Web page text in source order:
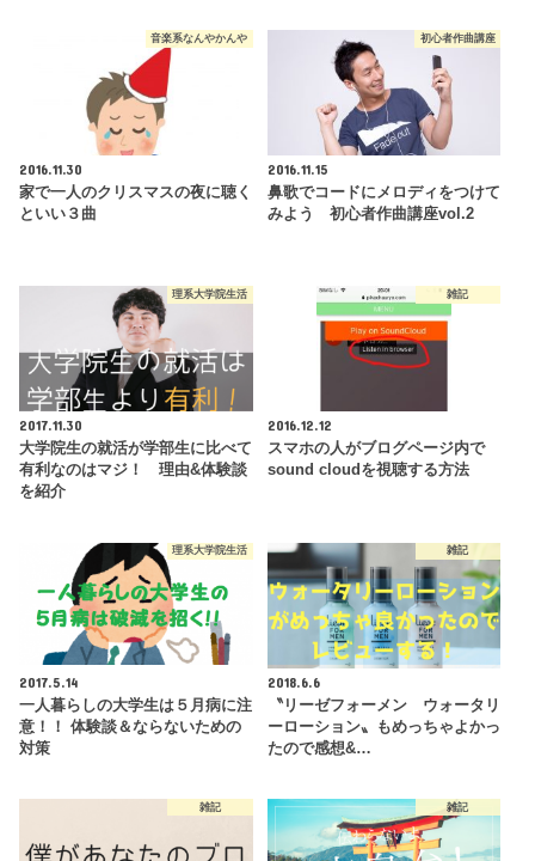
音楽系なんやかんや
2016.11.30
家で一人のクリスマスの夜に聴く
といい３曲
初心者作曲講座
2016.11.15
鼻歌でコードにメロディをつけて
みよう 初心者作曲講座vol.2
理系大学院生活
2017.11.30
大学院生の就活が学部生に比べて
有利なのはマジ！ 理由&体験談
を紹介
雑記
2016.12.12
スマホの人がブログページ内で
sound cloudを視聴する方法
理系大学院生活
2017.5.14
一人暮らしの大学生は５月病に注
意！！ 体験談＆ならないための
対策
雑記
2018.6.6
〝リーゼフォーメン ウォータリ
ーローション〟もめっちゃよかっ
たので感想&…
雑記 雑記